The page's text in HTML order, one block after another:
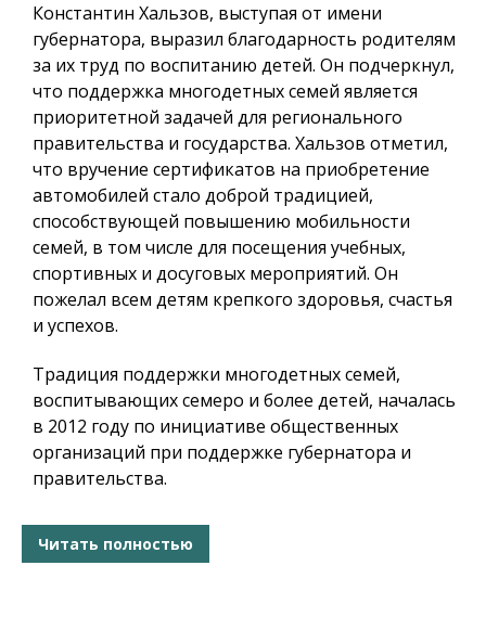
Константин Хальзов, выступая от имени
губернатора, выразил благодарность родителям
за их труд по воспитанию детей. Он подчеркнул,
что поддержка многодетных семей является
приоритетной задачей для регионального
правительства и государства. Хальзов отметил,
что вручение сертификатов на приобретение
автомобилей стало доброй традицией,
способствующей повышению мобильности
семей, в том числе для посещения учебных,
спортивных и досуговых мероприятий. Он
пожелал всем детям крепкого здоровья, счастья
и успехов.
Традиция поддержки многодетных семей,
воспитывающих семеро и более детей, началась
в 2012 году по инициативе общественных
организаций при поддержке губернатора и
правительства.
Читать полностью